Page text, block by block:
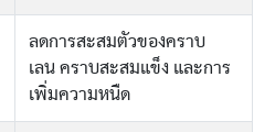
ลดการสะสมตัวของคราบ
เลน คราบสะสมแข็ง และการ
เพิ่มความหนืด